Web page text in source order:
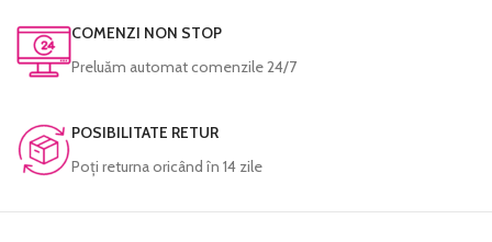
COMENZI NON STOP
Preluăm automat comenzile 24/7
POSIBILITATE RETUR
Poţi returna oricând în 14 zile